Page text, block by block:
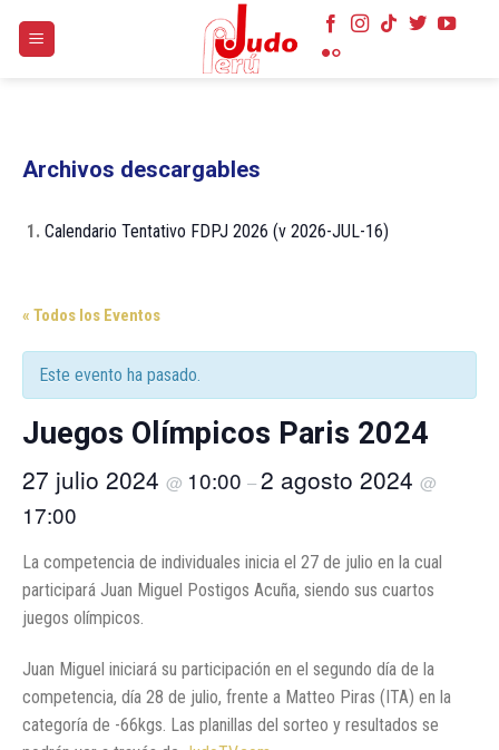
Archivos descargables
1. Calendario Tentativo FDPJ 2026 (v 2026-JUL-16)
« Todos los Eventos
Este evento ha pasado.
Juegos Olímpicos Paris 2024
27 julio 2024 @ 10:00 –2 agosto 2024 @
17:00
La competencia de individuales inicia el 27 de julio en la cual
participará Juan Miguel Postigos Acuña, siendo sus cuartos
juegos olímpicos.
Juan Miguel iniciará su participación en el segundo día de la
competencia, día 28 de julio, frente a Matteo Piras (ITA) en la
categoría de -66kgs. Las planillas del sorteo y resultados se